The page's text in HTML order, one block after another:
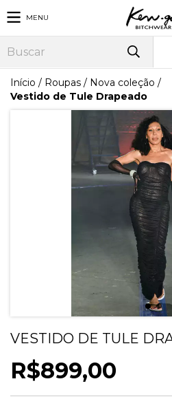
MENU
Início / Roupas / Nova coleção /
Vestido de Tule Drapeado
VESTIDO DE TULE
R$899,00